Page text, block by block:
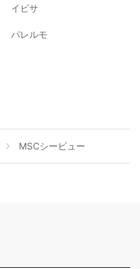
イビサ
パレルモ
MSCシービュー